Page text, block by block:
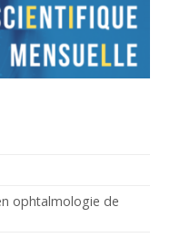
ophtalmologie de